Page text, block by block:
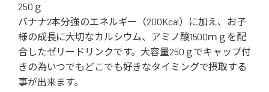
250ｇ
バナナ2本分強のエネルギー（200Kcal）に加え、お子
様の成長に大切なカルシウム、アミノ酸1500ｍｇを配
合したゼリードリンクです。大容量250ｇでキャップ付
きの為いつでもどこでも好きなタイミングで摂取する
事が出来ます。